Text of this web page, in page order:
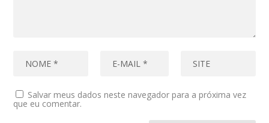
Salvar meus dados neste navegador para a próxima vez
que eu comentar.